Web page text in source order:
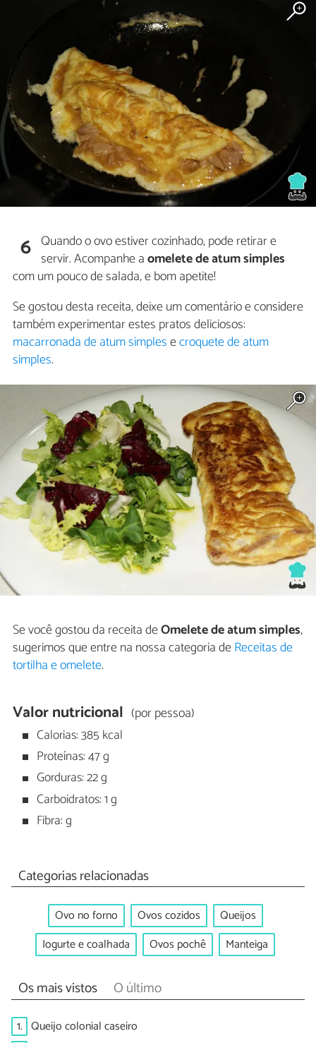
6 Quando o ovo estiver cozinhado, pode retirar e
servir. Acompanhe aomelete de atum simples
com um pouco de salada, e bom apetite!
Se gostou desta receita, deixe um comentário e considere
também experimentar estes pratos deliciosos:
macarronada de atum simplesecroquete de atum
simples.
Se você gostou da receita deOmelete de atum simples,
sugerimos que entre na nossa categoria deReceitas de
tortilha e omelete.
Valor nutricional (por pessoa)
Calorias: 385 kcal
Proteínas: 47 g
Gorduras: 22 g
Carboidratos: 1 g
Fibra: g
Categorias relacionadas
Ovo no forno Ovos cozidos
Queijos
Iogurte e coalhada
Ovos pochê Manteiga
Os mais vistos O último
1. Queijo colonial caseiro